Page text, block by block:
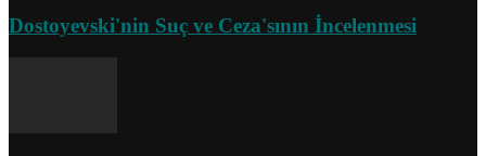
Dostoyevski'nin Suç ve Ceza'sının İncelenmesi